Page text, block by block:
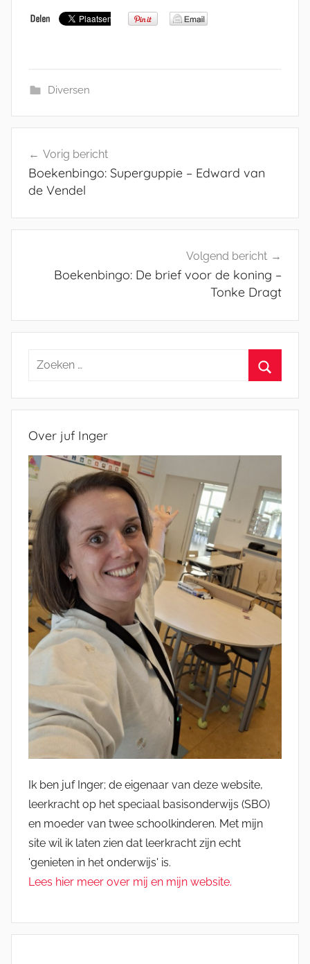
Diversen
navigatie
Vorig bericht
Boekenbingo: Superguppie – Edward van
de Vendel
Volgend bericht
Boekenbingo: De brief voor de koning –
Tonke Dragt
Zoeken
Over juf Inger
Ik ben juf Inger; de eigenaar van deze website,
leerkracht op het speciaal basisonderwijs (SBO)
en moeder van twee schoolkinderen. Met mijn
site wil ik laten zien dat leerkracht zijn echt
'genieten in het onderwijs' is.
Lees hier meer over mij en mijn website.